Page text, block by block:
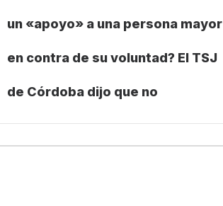
un «apoyo» a una persona mayor
en contra de su voluntad? El TSJ
de Córdoba dijo que no